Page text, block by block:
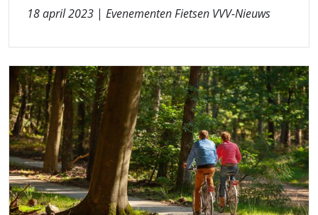
18 april 2023 | Evenementen Fietsen VVV-Nieuws